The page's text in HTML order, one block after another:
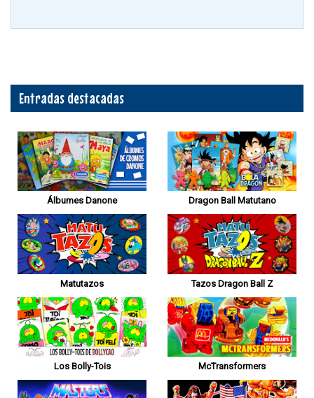
Entradas destacadas
Álbumes Danone Dragon Ball Matutano
Matutazos Tazos Dragon Ball Z
Los Bolly-Tois McTransformers